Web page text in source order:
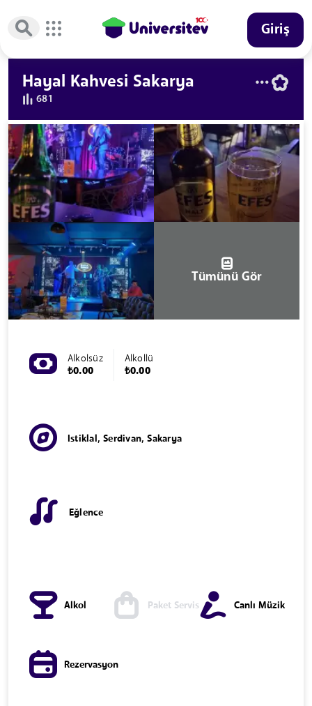
Giriş
Hayal Kahvesi Sakarya
681
Tümünü Gör
Alkolsüz
₺0.00
Alkollü
₺0.00
Istiklal, Serdivan, Sakarya
Eğlence
Alkol Paket Servis Canlı Müzik
Rezervasyon